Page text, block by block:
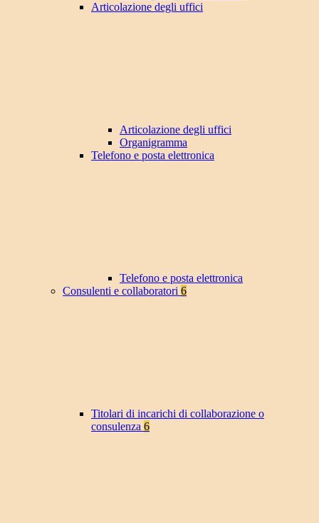
Articolazione degli uffici
Articolazione degli uffici
Organigramma
Telefono e posta elettronica
Telefono e posta elettronica
Consulenti e collaboratori 6
Titolari di incarichi di collaborazione o
consulenza 6